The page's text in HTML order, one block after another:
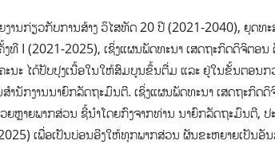
ງານກ່ຽວກັບການສ້າງ ວິໄສທັດ 20 ປີ (2021-2040), ຍຸດທ
ທີ I (2021-2025), ເຊິ່ງແຜນພັດທະນາ ເສດຖະກິດດິຈິຕອ
ນະ ໄດ້ປັບປຸງເນື້ອໃນໃຫ້ສົມບູນຂຶ້ນຕື່ມ ແລະ ຢູ່ໃນຂັ້ນຕອນກ
ານັກງານນາຍົກລັດຖະມົນຕີ. ເຊິ່ງແຜນພັດທະນາ ເສດຖະກິດ
ຍຫຼາຍພາກສ່ວນ ຊີ້ນໍາໂດຍກົງຈາກທ່ານ ນາຍົກລັດຖະມົນຕີ,
ເພື່ອເປັນບ່ອນອີງໃຫ້ທຸກພາກສ່ວນ ຜັນຂະຫຍາຍເປັນອັ